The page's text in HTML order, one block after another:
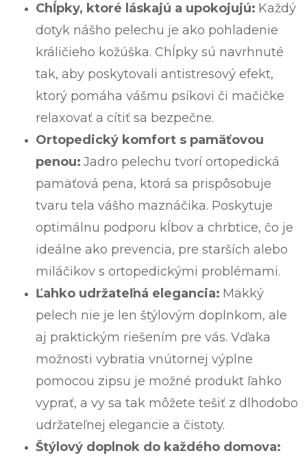
Chĺpky, ktoré láskajú a upokojujú: Každý
dotyk nášho pelechu je ako pohladenie
králičieho kožúška. Chĺpky sú navrhnuté
tak, aby poskytovali antistresový efekt,
ktorý pomáha vášmu psíkovi či mačičke
relaxovať a cítiť sa bezpečne.
Ortopedický komfort s pamäťovou
penou: Jadro pelechu tvorí ortopedická
pamäťová pena, ktorá sa prispôsobuje
tvaru tela vášho maznáčika. Poskytuje
optimálnu podporu kĺbov a chrbtice, čo je
ideálne ako prevencia, pre starších alebo
miláčikov s ortopedickými problémami.
Ľahko udržateľná elegancia: Mäkký
pelech nie je len štýlovým doplnkom, ale
aj praktickým riešením pre vás. Vďaka
možnosti vybratia vnútornej výplne
pomocou zipsu je možné produkt ľahko
vyprať, a vy sa tak môžete tešiť z dlhodobo
udržateľnej elegancie a čistoty.
Štýlový doplnok do každého domova: